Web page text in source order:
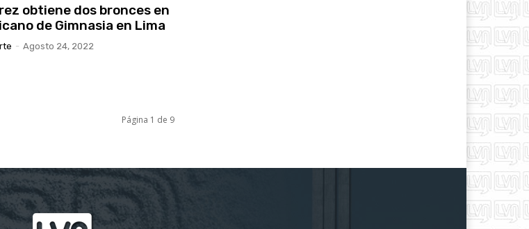
obtiene dos bronces en
de Gimnasia en Lima
- Agosto 24, 2022
Página 1 de 9